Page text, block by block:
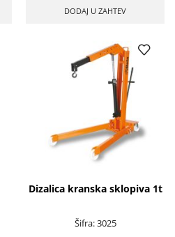
DODAJ U ZAHTEV
Dizalica kranska sklopiva 1t
Šifra:3025